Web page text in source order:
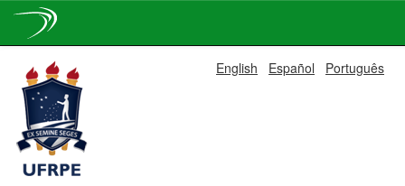
navigation
English Español Português